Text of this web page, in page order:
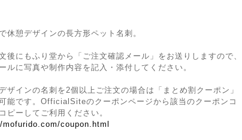
休憩デザインの長方形ペット名刺。
後にもふり堂から「ご注文確認メール」をお送りしますので、
ルに写真や制作内容を記入・添付してください。
ザインの名刺を2個以上ご注文の場合は「まとめ割クーポン」
能です。OfficialSiteのクーポンページから該当のクーポンコ
ピーしてご利用ください。
coupon.html